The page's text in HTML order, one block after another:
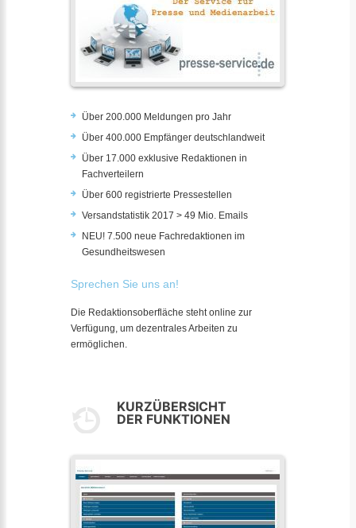
Über 200.000 Meldungen pro Jahr
Über 400.000 Empfänger deutschlandweit
Über 17.000 exklusive Redaktionen in
Fachverteilern
Über 600 registrierte Pressestellen
Versandstatistik 2017 > 49 Mio. Emails
NEU! 7.500 neue Fachredaktionen im
Gesundheitswesen
Sprechen Sie uns an!
Die Redaktionsoberfläche steht online zur
Verfügung, um dezentrales Arbeiten zu
ermöglichen.
KURZÜBERSICHT
DER FUNKTIONEN